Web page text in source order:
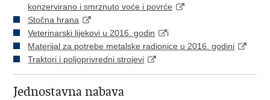
konzervirano i smrznuto voće i povrće
Stočna hrana
Veterinarski lijekovi u 2016. godin
i
Materijal za potrebe metalske radionice u 2016. godini
Traktori i poljoprivredni strojevi
Jednostavna nabava